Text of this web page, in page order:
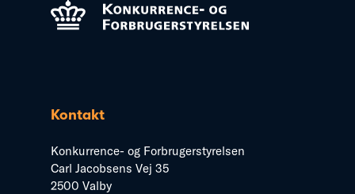
Kontakt
Konkurrence- og Forbrugerstyrelsen
Carl Jacobsens Vej 35
2500 Valby